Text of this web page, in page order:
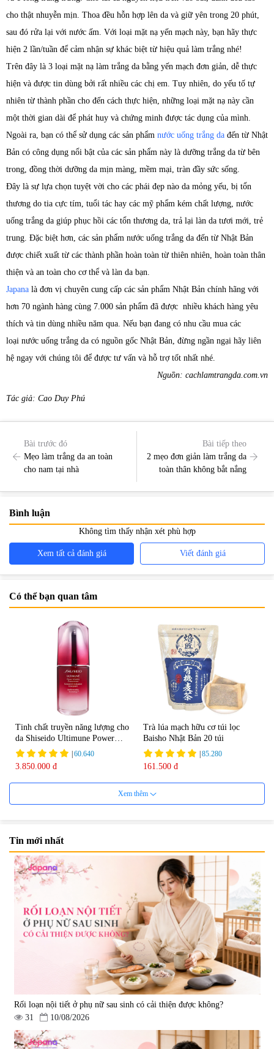
cho thật nhuyễn mịn. Thoa đều hỗn hợp lên da và giữ yên trong 20 phút,
sau đó rửa lại với nước ấm. Với loại mặt nạ yến mạch này, bạn hãy thực
hiện 2 lần/tuần để cảm nhận sự khác biệt từ hiệu quả làm trắng nhé!
Trên đây là 3 loại mặt nạ làm trắng da bằng yến mạch đơn giản, dễ thực
hiện và được tin dùng bởi rất nhiều các chị em. Tuy nhiên, do yếu tố tự
nhiên từ thành phần cho đến cách thực hiện, những loại mặt nạ này cần
một thời gian dài để phát huy và chứng minh được tác dụng của mình.
Ngoài ra, bạn có thể sử dụng các sản phẩm nước uống trắng da đến từ Nhật
Bản có công dụng nổi bật của các sản phẩm này là dưỡng trắng da từ bên
trong, đồng thời dưỡng da mịn màng, mềm mại, tràn đầy sức sống.
Đây là sự lựa chọn tuyệt vời cho các phái đẹp nào da mỏng yếu, bị tổn
thương do tia cực tím, tuổi tác hay các mỹ phẩm kém chất lượng, nước
uống trắng da giúp phục hồi các tổn thương da, trả lại làn da tươi mới, trẻ
trung. Đặc biệt hơn, các sản phẩm nước uống trắng da đến từ Nhật Bản
được chiết xuất từ các thành phần hoàn toàn từ thiên nhiên, hoàn toàn thân
thiện và an toàn cho cơ thể và làn da bạn.
Japana là đơn vị chuyên cung cấp các sản phẩm Nhật Bản chính hãng với
hơn 70 ngành hàng cùng 7.000 sản phẩm đã được nhiều khách hàng yêu
thích và tin dùng nhiều năm qua. Nếu bạn đang có nhu cầu mua các
loại nước uống trắng da có nguồn gốc Nhật Bản, đừng ngần ngại hãy liên
hệ ngay với chúng tôi để được tư vấn và hỗ trợ tốt nhất nhé.
Nguồn: cachlamtrangda.com.vn
Tác giả: Cao Duy Phú
Bài trước đó
Mẹo làm trắng da an toàn
cho nam tại nhà
Bài tiếp theo
2 mẹo đơn giản làm trắng da
toàn thân không bắt nắng
Bình luận
Không tìm thấy nhận xét phù hợp
Xem tất cả đánh giá Viết đánh giá
Có thể bạn quan tâm
Tinh chất truyền năng lượng cho
da Shiseido Ultimune Power
75ml
|60.640
3.850.000 đ
Trà lúa mạch hữu cơ túi lọc
Baisho Nhật Bản 20 túi
|85.280
161.500 đ
Viên uống bổ não Ribeto Shoji
Ichoha Ekisu Plus - 90 viên
57.920
1.450.000 đ
Viên nang uống cải thiện thị lực,
trí nhớ DHA + EPA + Flaxseed
Oil 30 viên/gói - Date 02/2027
|52.346
225.000 đ
Xem thêm
Tin mới nhất
Rối loạn nội tiết ở phụ nữ sau sinh có cải thiện được không?
31
10/08/2026